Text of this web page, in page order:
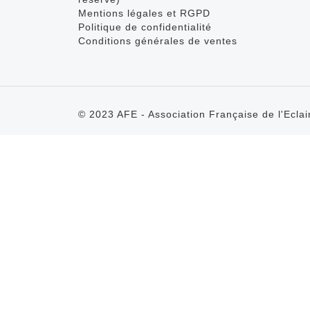
Mentions légales et RGPD
Politique de confidentialité
Conditions générales de ventes
© 2023 AFE - Association Française de